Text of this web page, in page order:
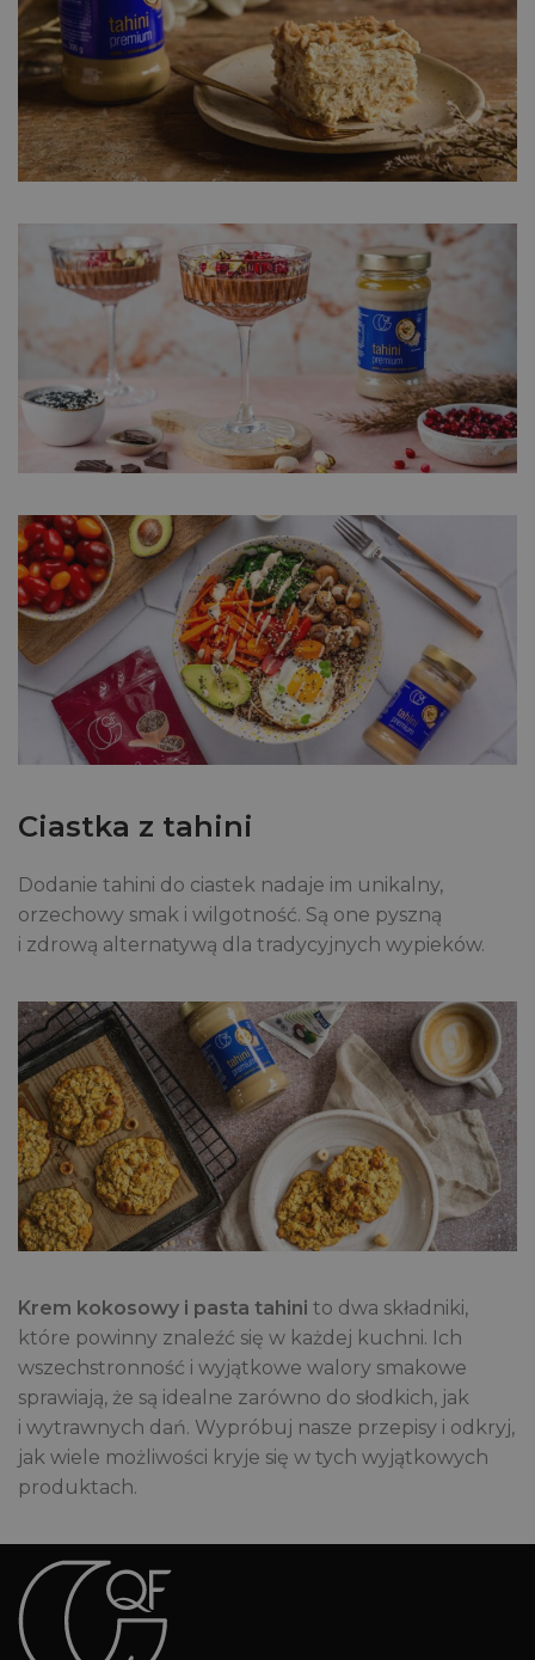
Ciastka z tahini
Dodanie tahini do ciastek nadaje im unikalny,
orzechowy smak i wilgotność. Są one pyszną
i zdrową alternatywą dla tradycyjnych wypieków.
Krem kokosowy i pasta tahini to dwa składniki,
które powinny znaleźć się w każdej kuchni. Ich
wszechstronność i wyjątkowe walory smakowe
sprawiają, że są idealne zarówno do słodkich, jak
i wytrawnych dań. Wypróbuj nasze przepisy i odkryj,
jak wiele możliwości kryje się w tych wyjątkowych
produktach.